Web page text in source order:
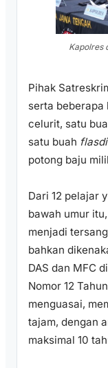
Kapolres
Pihak
serta beberapa
celurit, satu
satu buah
potong baju
Dari 12 pelajar
bawah umur
menjadi
bahkan
DAS dan MFC
Nomor 12
menguasai,
tajam, dengan
maksimal 10